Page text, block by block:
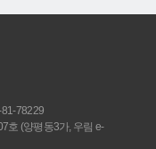
78229
호 (양평동3가, 우림 e-